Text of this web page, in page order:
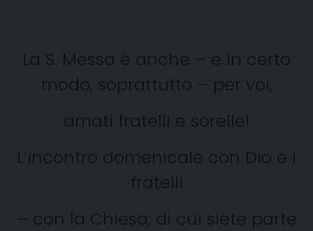
La S. Messa è anche – e in certo
modo, soprattutto – per voi,
amati fratelli e sorelle!
L’incontro domenicale con Dio e i
fratelli
– con la Chiesa, di cui siete parte